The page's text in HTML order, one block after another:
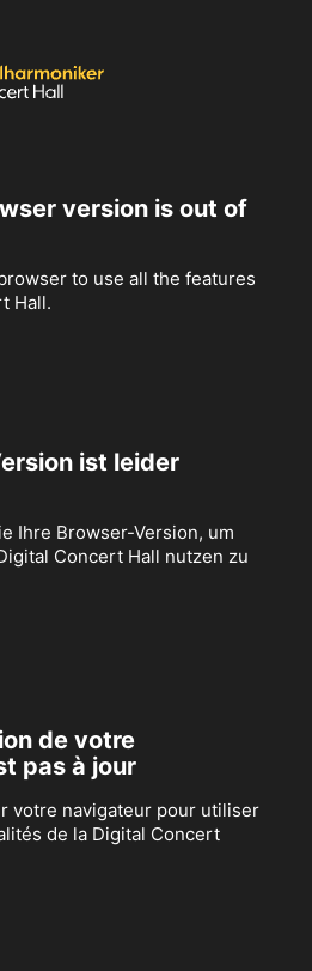
version is out of
to use all the features
Hall.
ist leider
Ihre Browser-Version, um
Concert Hall nutzen zu
de votre
pas à jour
votre navigateur pour utiliser
de la Digital Concert